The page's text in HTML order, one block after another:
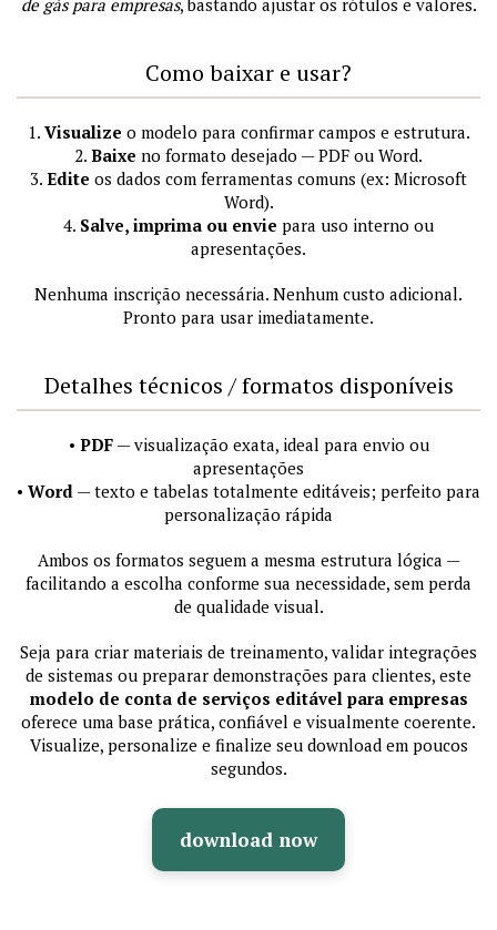
de gás para empresas, bastando ajustar os rótulos e valores.
Como baixar e usar?
1. Visualize o modelo para confirmar campos e estrutura.
2. Baixe no formato desejado — PDF ou Word.
3. Edite os dados com ferramentas comuns (ex: Microsoft
Word).
4. Salve, imprima ou envie para uso interno ou
apresentações.
Nenhuma inscrição necessária. Nenhum custo adicional.
Pronto para usar imediatamente.
Detalhes técnicos / formatos disponíveis
• PDF— visualização exata, ideal para envio ou
apresentações
• Word — texto e tabelas totalmente editáveis; perfeito para
personalização rápida
Ambos os formatos seguem a mesma estrutura lógica —
facilitando a escolha conforme sua necessidade, sem perda
de qualidade visual.
Seja para criar materiais de treinamento, validar integrações
de sistemas ou preparar demonstrações para clientes, este
modelo de conta de serviços editável para empresas
oferece uma base prática, confiável e visualmente coerente.
Visualize, personalize e finalize seu download em poucos
segundos.
download now